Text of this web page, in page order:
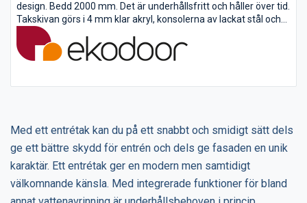
design. Bedd 2000 mm. Det är underhållsfritt och håller över tid.
Takskivan görs i 4 mm klar akryl, konsolerna av lackat stål och
front- och väggprofilen av natureloxerat aluminium.
Med ett entrétak kan du på ett snabbt och smidigt sätt dels
ge ett bättre skydd för entrén och dels ge fasaden en unik
karaktär. Ett entrétak ger en modern men samtidigt
välkomnande känsla. Med integrerade funktioner för bland